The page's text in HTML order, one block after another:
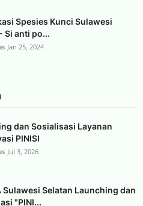
Spesies Kunci Sulawesi
Si anti po...
Jan 25, 2024
dan Sosialisasi Layanan
PINISI
Jul 3, 2026
Sulawesi Selatan Launching dan
"PINI...